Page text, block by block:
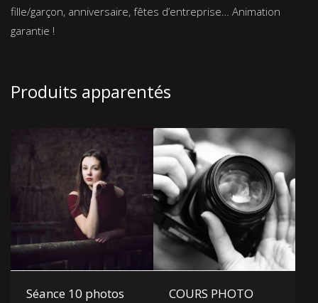
fille/garçon, anniversaire, fêtes d’entreprise… Animation
garantie !
Produits apparentés
Voir les détails
Séance 10 photos Voir les détails
COURS PHOTO